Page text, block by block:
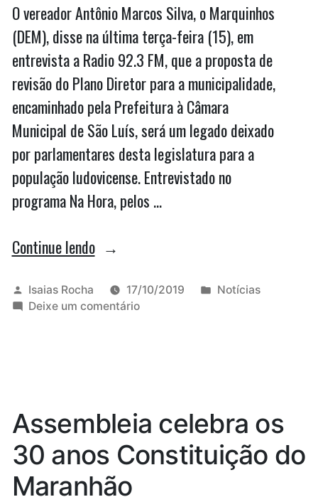
O vereador Antônio Marcos Silva, o Marquinhos
(DEM), disse na última terça-feira (15), em
entrevista a Radio 92.3 FM, que a proposta de
revisão do Plano Diretor para a municipalidade,
encaminhado pela Prefeitura à Câmara
Municipal de São Luís, será um legado deixado
por parlamentares desta legislatura para a
população ludovicense. Entrevistado no
programa Na Hora, pelos …
Continue lendo““Com
anos
desatualizado,
como
indigente”,
diz
Marquinhos”
Publicado
por
Isaias Rocha 17/10/2019
Publicado
Notícias
Deixe um comentárioem
é
como
indigente”,
diz
Assembleia celebra os
30 anos Constituição do
Maranhão